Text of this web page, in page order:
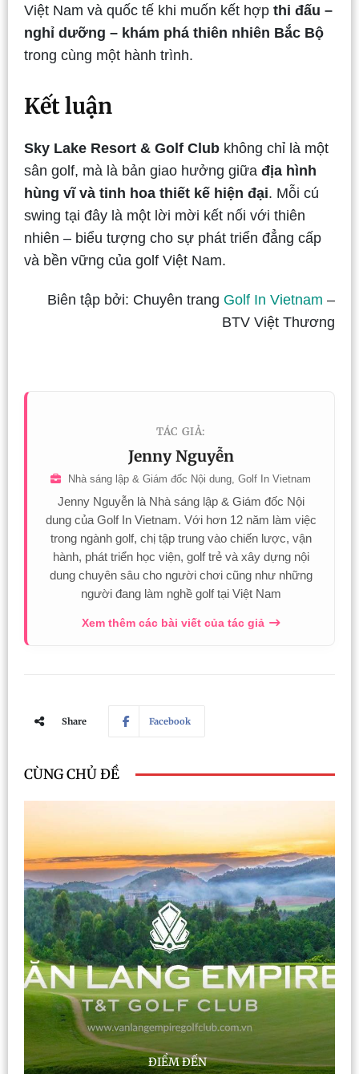
Việt Nam và quốc tế khi muốn kết hợp thi đấu –
nghỉ dưỡng – khám phá thiên nhiên Bắc Bộ
trong cùng một hành trình.
Kết luận
Sky Lake Resort & Golf Club không chỉ là một
sân golf, mà là bản giao hưởng giữa địa hình
hùng vĩ và tinh hoa thiết kế hiện đại. Mỗi cú
swing tại đây là một lời mời kết nối với thiên
nhiên – biểu tượng cho sự phát triển đẳng cấp
và bền vững của golf Việt Nam.
Biên tập bởi: Chuyên trang Golf In Vietnam –
BTV Việt Thương
TÁC GIẢ:
Jenny Nguyễn
Nhà sáng lập & Giám đốc Nội dung, Golf In Vietnam
Jenny Nguyễn là Nhà sáng lập & Giám đốc Nội
dung của Golf In Vietnam. Với hơn 12 năm làm việc
trong ngành golf, chị tập trung vào chiến lược, vận
hành, phát triển học viện, golf trẻ và xây dựng nội
dung chuyên sâu cho người chơi cũng như những
người đang làm nghề golf tại Việt Nam
Xem thêm các bài viết của tác giả
Share Facebook
CÙNG CHỦ ĐỀ
ĐIỂM ĐẾN